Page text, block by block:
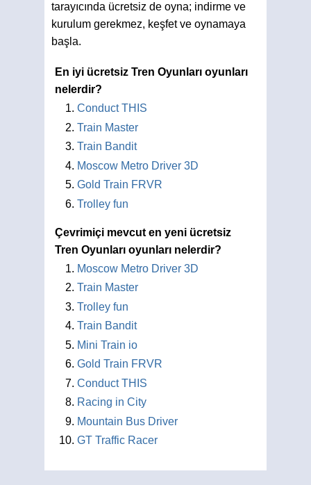
tarayıcında ücretsiz de oyna; indirme ve
kurulum gerekmez, keşfet ve oynamaya
başla.
En iyi ücretsiz Tren Oyunları oyunları
nelerdir?
Conduct THIS
Train Master
Train Bandit
Moscow Metro Driver 3D
Gold Train FRVR
Trolley fun
Çevrimiçi mevcut en yeni ücretsiz
Tren Oyunları oyunları nelerdir?
Moscow Metro Driver 3D
Train Master
Trolley fun
Train Bandit
Mini Train io
Gold Train FRVR
Conduct THIS
Racing in City
Mountain Bus Driver
GT Traffic Racer